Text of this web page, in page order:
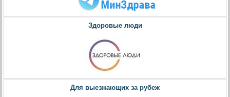
Здоровые люди
Для выезжающих за рубеж